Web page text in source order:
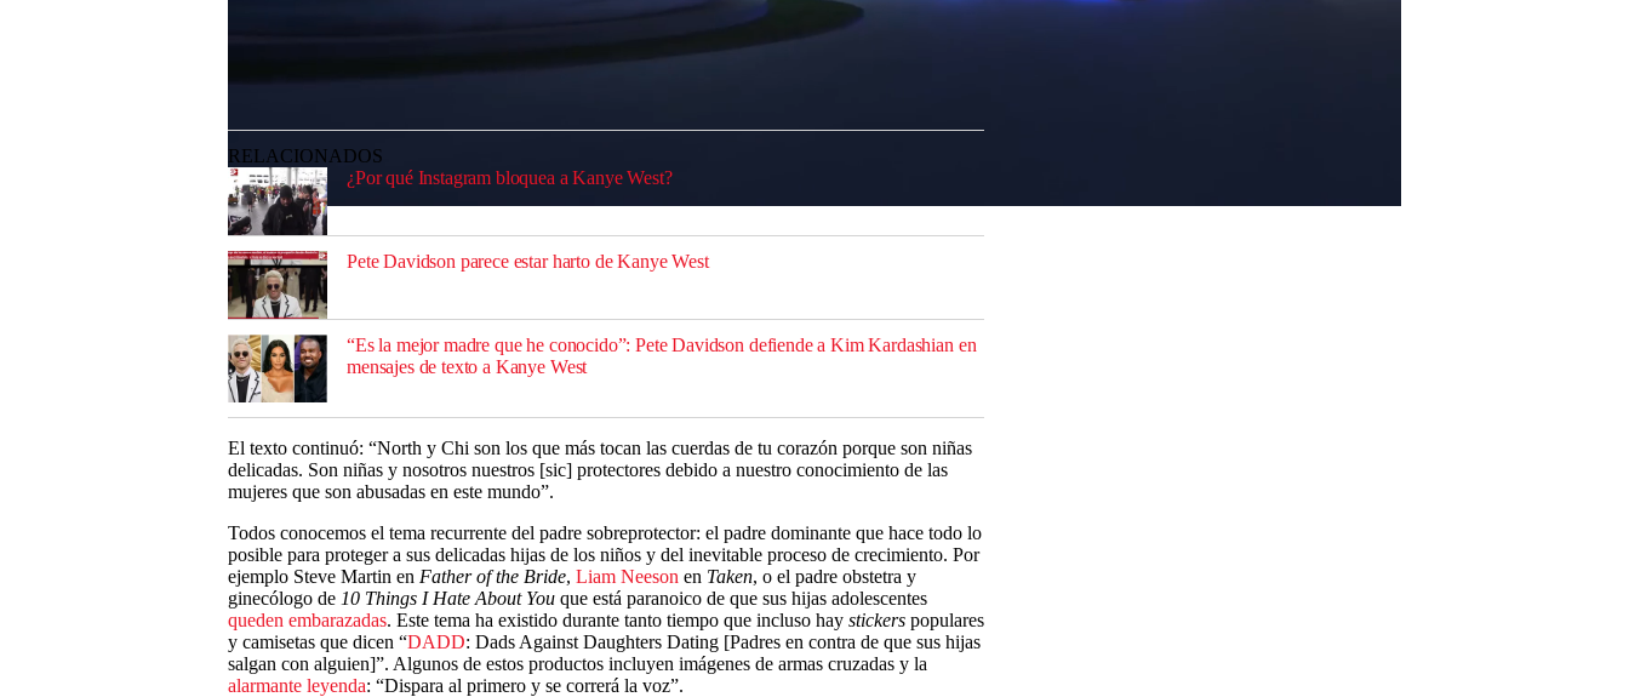
0
seconds
of
0
secondsVolume
0%
El rapero se pronunció en contra del vídeo de TikTok en Instagram el domingo pasado y compartió
un mensaje de texto que recibió del rapero The Game en una publicación posterior. “Tratan de usar
a North en tu contra”, comenzaba el texto. “Saben que ese es tu único desencadenante. No están
usando a los otros niños porque no tienen la edad suficiente y son prácticamente bebés. Que Saint
RELACIONADOS
¿Por qué Instagram bloquea a Kanye West?
Pete Davidson parece estar harto de Kanye West
“Es la mejor madre que he conocido”: Pete Davidson defiende a Kim Kardashian en
mensajes de texto a Kanye West
El texto continuó: “North y Chi son los que más tocan las cuerdas de tu corazón porque son niñas
delicadas. Son niñas y nosotros nuestros [sic] protectores debido a nuestro conocimiento de las
mujeres que son abusadas en este mundo”.
Todos conocemos el tema recurrente del padre sobreprotector: el padre dominante que hace todo lo
posible para proteger a sus delicadas hijas de los niños y del inevitable proceso de crecimiento. Por
ejemplo Steve Martin en Father of the Bride, Liam Neeson en Taken, o el padre obstetra y
ginecólogo de 10 Things I Hate About You que está paranoico de que sus hijas adolescentes
queden embarazadas. Este tema ha existido durante tanto tiempo que incluso hay stickers populares
y camisetas que dicen “DADD: Dads Against Daughters Dating [Padres en contra de que sus hijas
salgan con alguien]”. Algunos de estos productos incluyen imágenes de armas cruzadas y la
alarmante leyenda: “Dispara al primero y se correrá la voz”.